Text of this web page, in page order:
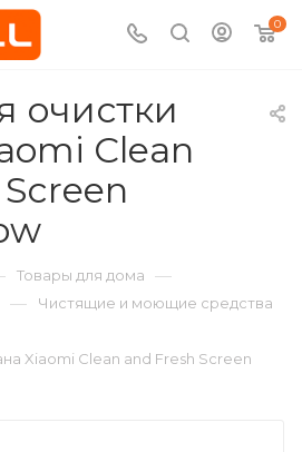
0
очистки
Clean
Товары для дома —
— Чистящие и моющие средства
Xiaomi Clean and Fresh Screen